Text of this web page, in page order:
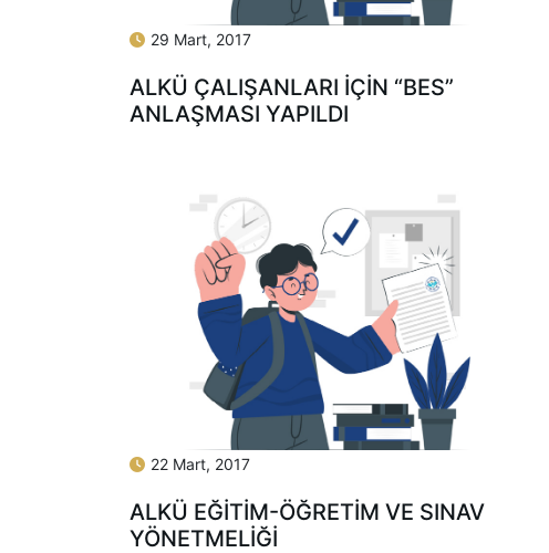
29 Mart, 2017
ALKÜ ÇALIŞANLARI İÇİN “BES”
ANLAŞMASI YAPILDI
22 Mart, 2017
ALKÜ EĞITIM-ÖĞRETIM VE SINAV
YÖNETMELIĞI